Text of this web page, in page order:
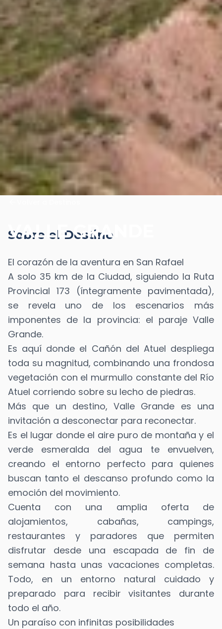
VALLE GRANDE
Sobre el Destino
El corazón de la aventura en San Rafael
A solo 35 km de la Ciudad, siguiendo la Ruta
Provincial 173 (íntegramente pavimentada),
se revela uno de los escenarios más
imponentes de la provincia: el paraje Valle
Grande.
Es aquí donde el Cañón del Atuel despliega
toda su magnitud, combinando una frondosa
vegetación con el murmullo constante del Río
Atuel corriendo sobre su lecho de piedras.
Más que un destino, Valle Grande es una
invitación a desconectar para reconectar.
Es el lugar donde el aire puro de montaña y el
verde esmeralda del agua te envuelven,
creando el entorno perfecto para quienes
buscan tanto el descanso profundo como la
emoción del movimiento.
Cuenta con una amplia oferta de
alojamientos, cabañas, campings,
restaurantes y paradores que permiten
disfrutar desde una escapada de fin de
semana hasta unas vacaciones completas.
Todo, en un entorno natural cuidado y
preparado para recibir visitantes durante
todo el año.
Un paraíso con infinitas posibilidades